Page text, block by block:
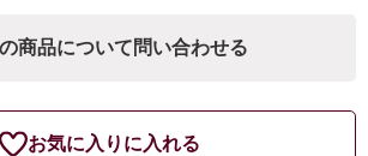
商品について問い合わせる
お気に入りに入れる